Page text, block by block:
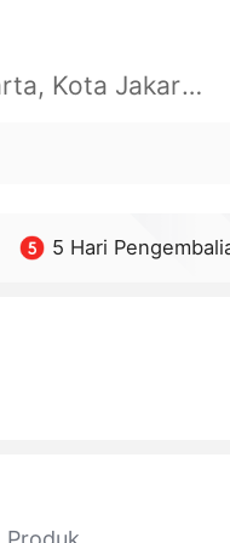
Daerah Khusus Ibukota Jakarta, Kota Jakarta Barat, Cengkareng, yy
5 Hari